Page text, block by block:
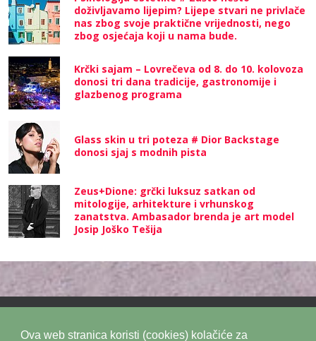
Ova web stranica koristi (cookies) kolačiće za
doživljavamo lijepim? Lijepe stvari ne privlače
nas zbog svoje praktične vrijednosti, nego
zbog osjećaja koji u nama bude.
Krčki sajam – Lovrečeva od 8. do 10. kolovoza
donosi tri dana tradicije, gastronomije i
glazbenog programa
Glass skin u tri poteza # Dior Backstage
donosi sjaj s modnih pista
Zeus+Dione: grčki luksuz satkan od
mitologije, arhitekture i vrhunskog
zanatstva. Ambasador brenda je art model
Josip Joško Tešija